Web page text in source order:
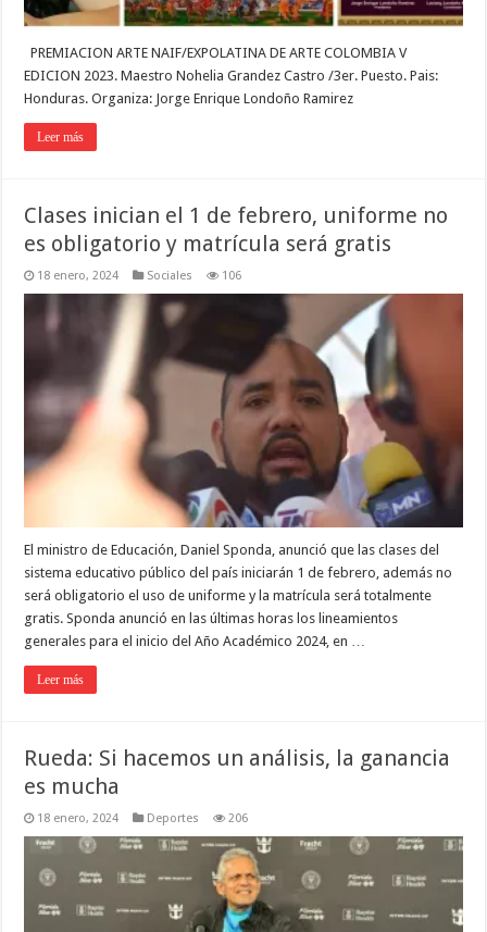
PREMIACION ARTE NAIF/EXPOLATINA DE ARTE COLOMBIA V
EDICION 2023. Maestro Nohelia Grandez Castro /3er. Puesto. Pais:
Honduras. Organiza: Jorge Enrique Londoño Ramirez
Leer más
Clases inician el 1 de febrero, uniforme no
es obligatorio y matrícula será gratis
18 enero, 2024 Sociales 106
El ministro de Educación, Daniel Sponda, anunció que las clases del
sistema educativo público del país iniciarán 1 de febrero, además no
será obligatorio el uso de uniforme y la matrícula será totalmente
gratis. Sponda anunció en las últimas horas los lineamientos
generales para el inicio del Año Académico 2024, en …
Leer más
Rueda: Si hacemos un análisis, la ganancia
es mucha
18 enero, 2024 Deportes 206